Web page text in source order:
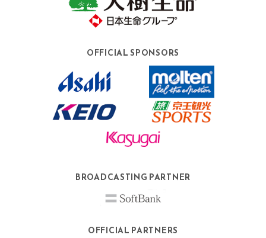
OFFICIAL SPONSORS
BROADCASTING PARTNER
OFFICIAL PARTNERS